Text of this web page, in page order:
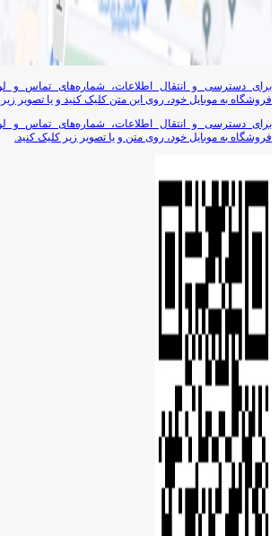
برای دسترسی و انتقال اطلاعات، شماره‌های تماس و
فروشگاه به موبایل خود، روی این متن کلیک کنید و یا تصویر زیر
برای دسترسی و انتقال اطلاعات، شماره‌های تماس و
فروشگاه به موبایل خود، روی متن و یا تصویر زیر کلیک کنید.